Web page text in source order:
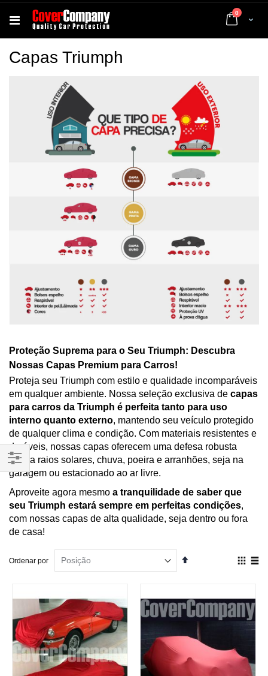
Cart
0 artigos
Capas Triumph
Proteção Suprema para o Seu Triumph: Descubra
Nossas Capas Premium para Carros!
Proteja seu Triumph com estilo e qualidade incomparáveis
em qualquer ambiente. Nossa seleção exclusiva de capas
para carros da Triumph é perfeita tanto para uso
interno quanto externo, mantendo seu veículo protegido
de qualquer clima e condição. Com materiais resistentes e
duráveis, nossas capas oferecem uma defesa robusta
contra raios solares, chuva, poeira e arranhões, seja na
garagem ou estacionado ao ar livre.
Aproveite agora mesmo a tranquilidade de saber que
seu Triumph estará sempre em perfeitas condições,
com nossas capas de alta qualidade, seja dentro ou fora
de casa!
Ordenar por
Definir
Ver
Filtrar
Por